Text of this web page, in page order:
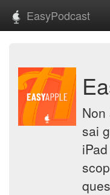
EasyPodcast
sai